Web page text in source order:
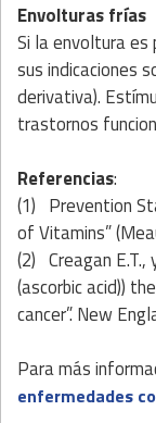
Envolturas frías
Si la envoltura es
sus indicaciones
derivativa).
trastornos
Referencias:
(1) Prevention
of Vitamins”
(2) Creagan
(ascorbic acid))
cancer”. New
Para más
enfermedades